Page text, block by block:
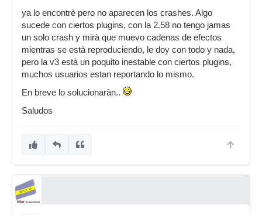
ya lo encontrè pero no aparecen los crashes. Algo
sucede con ciertos plugins, con la 2.58 no tengo jamas
un solo crash y mirà que muevo cadenas de efectos
mientras se està reproduciendo, le doy con todo y nada,
pero la v3 està un poquito inestable con ciertos plugins,
muchos usuarios estan reportando lo mismo.
En breve lo solucionaràn..
Saludos